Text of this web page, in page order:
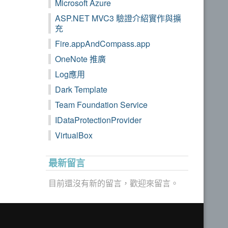
Microsoft Azure
ASP.NET MVC3 驗證介紹實作與擴
充
Fire.appAndCompass.app
OneNote 推廣
Log應用
Dark Template
Team Foundation Service
IDataProtectionProvider
VirtualBox
最新留言
目前還沒有新的留言，歡迎來留言。